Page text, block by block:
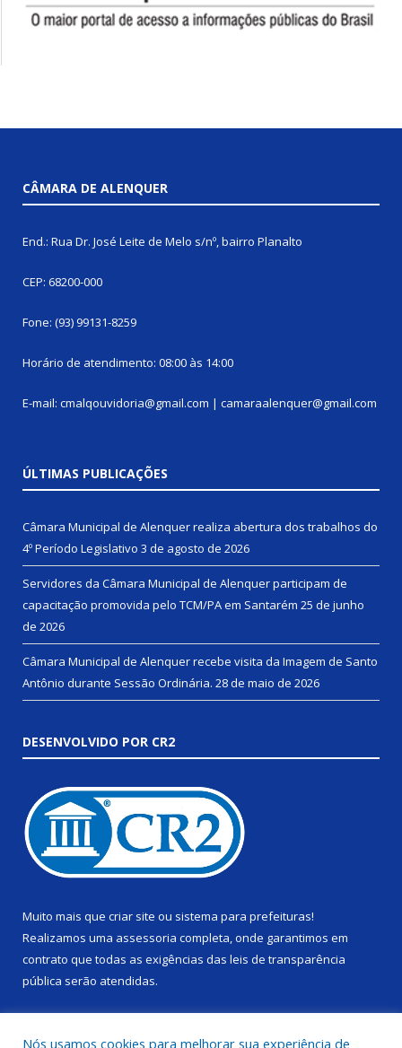
CÂMARA DE ALENQUER
End.: Rua Dr. José Leite de Melo s/nº, bairro Planalto
CEP: 68200-000
Fone: (93) 99131-8259
Horário de atendimento: 08:00 às 14:00
E-mail: cmalqouvidoria@gmail.com | camaraalenquer@gmail.com
ÚLTIMAS PUBLICAÇÕES
Câmara Municipal de Alenquer realiza abertura dos trabalhos do
4º Período Legislativo 3 de agosto de 2026
Servidores da Câmara Municipal de Alenquer participam de
capacitação promovida pelo TCM/PA em Santarém 25 de junho
de 2026
Câmara Municipal de Alenquer recebe visita da Imagem de Santo
Antônio durante Sessão Ordinária. 28 de maio de 2026
DESENVOLVIDO POR CR2
Muito mais que criar site ou sistema para prefeituras!
Realizamos uma assessoria completa, onde garantimos em
contrato que todas as exigências das leis de transparência
pública serão atendidas.
Nós usamos cookies para melhorar sua experiência de